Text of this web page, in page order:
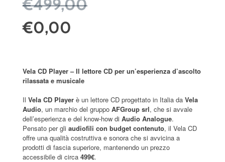
€499,00
€0,00
Vela CD Player – Il lettore CD per un’esperienza d’ascolto
rilassata e musicale
Il Vela CD Player è un lettore CD progettato in Italia da Vela
Audio, un marchio del gruppo AFGroup srl, che si avvale
dell’esperienza e del know-how di Audio Analogue.
Pensato per gli audiofili con budget contenuto, il Vela CD
offre una qualità costruttiva e sonora che si avvicina a
prodotti di fascia superiore, mantenendo un prezzo
accessibile di circa 499€.